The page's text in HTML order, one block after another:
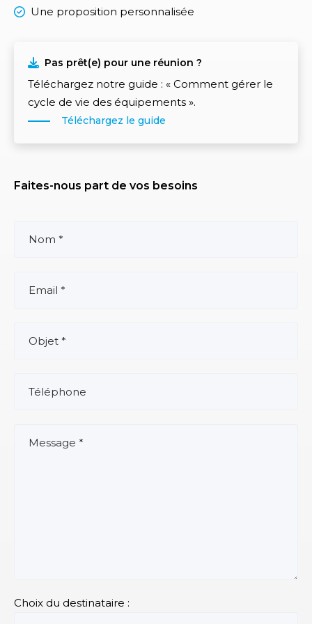
Une proposition personnalisée
Pas prêt(e) pour une réunion ?
Téléchargez notre guide : « Comment gérer le
cycle de vie des équipements ».
Téléchargez le guide
Faites-nous part de vos besoins
Choix du destinataire :